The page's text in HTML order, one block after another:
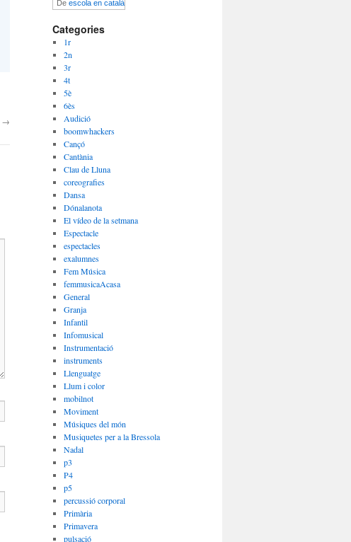
→
De escola en català
Categories
1r
2n
3r
4t
5è
6ès
Audició
boomwhackers
Cançó
Cantània
Clau de Lluna
coreografies
Dansa
Dónalanota
El vídeo de la setmana
Espectacle
espectacles
exalumnes
Fem Música
femmusicaAcasa
General
Granja
Infantil
Infomusical
Instrumentació
instruments
Llenguatge
Llum i color
mobilnot
Moviment
Músiques del món
Musiquetes per a la Bressola
Nadal
p3
P4
p5
percussió corporal
Primària
Primavera
pulsació